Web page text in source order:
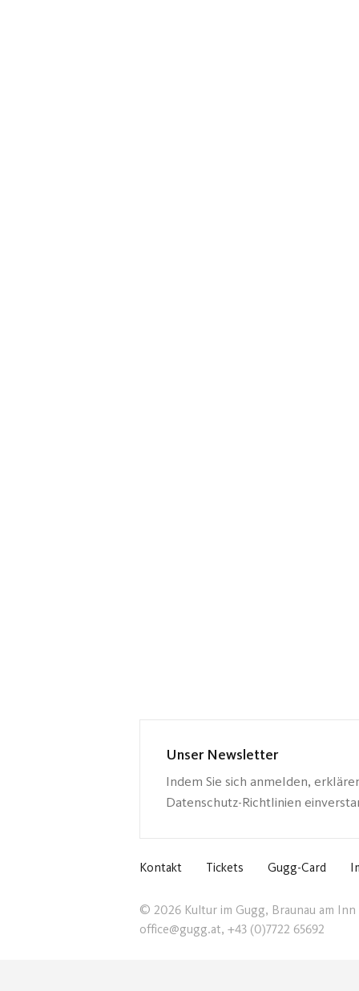
Unser Newsletter
Indem Sie sich anmelden,
Datenschutz-Richtlinien
Kontakt Tickets Gugg-Card
© 2026 Kultur im Gugg, Braunau am Inn
office@gugg.at, +43 (0)7722 65692